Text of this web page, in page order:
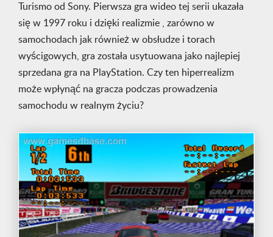
Turismo od Sony. Pierwsza gra wideo tej serii ukazała
się w 1997 roku i dzięki realizmie , zarówno w
samochodach jak również w obsłudze i torach
wyścigowych, gra została usytuowana jako najlepiej
sprzedana gra na PlayStation. Czy ten hiperrealizm
może wpłynąć na gracza podczas prowadzenia
samochodu w realnym życiu?